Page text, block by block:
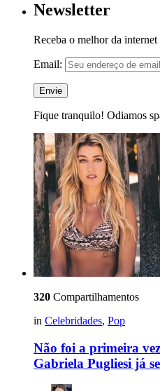
Newsletter
Receba o melhor da
Email:
Fique tranquilo! Odiamos
320 Compartilhamentos
in Celebridades, Pop
Não foi a primeira
Gabriela Pugliesi já